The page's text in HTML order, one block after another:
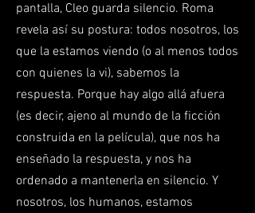
pantalla, Cleo guarda silencio. Roma
revela así su postura: todos nosotros, los
que la estamos viendo (o al menos todos
con quienes la vi), sabemos la
respuesta. Porque hay algo allá afuera
(es decir, ajeno al mundo de la ficción
construida en la película), que nos ha
enseñado la respuesta, y nos ha
ordenado a mantenerla en silencio. Y
nosotros, los humanos, estamos